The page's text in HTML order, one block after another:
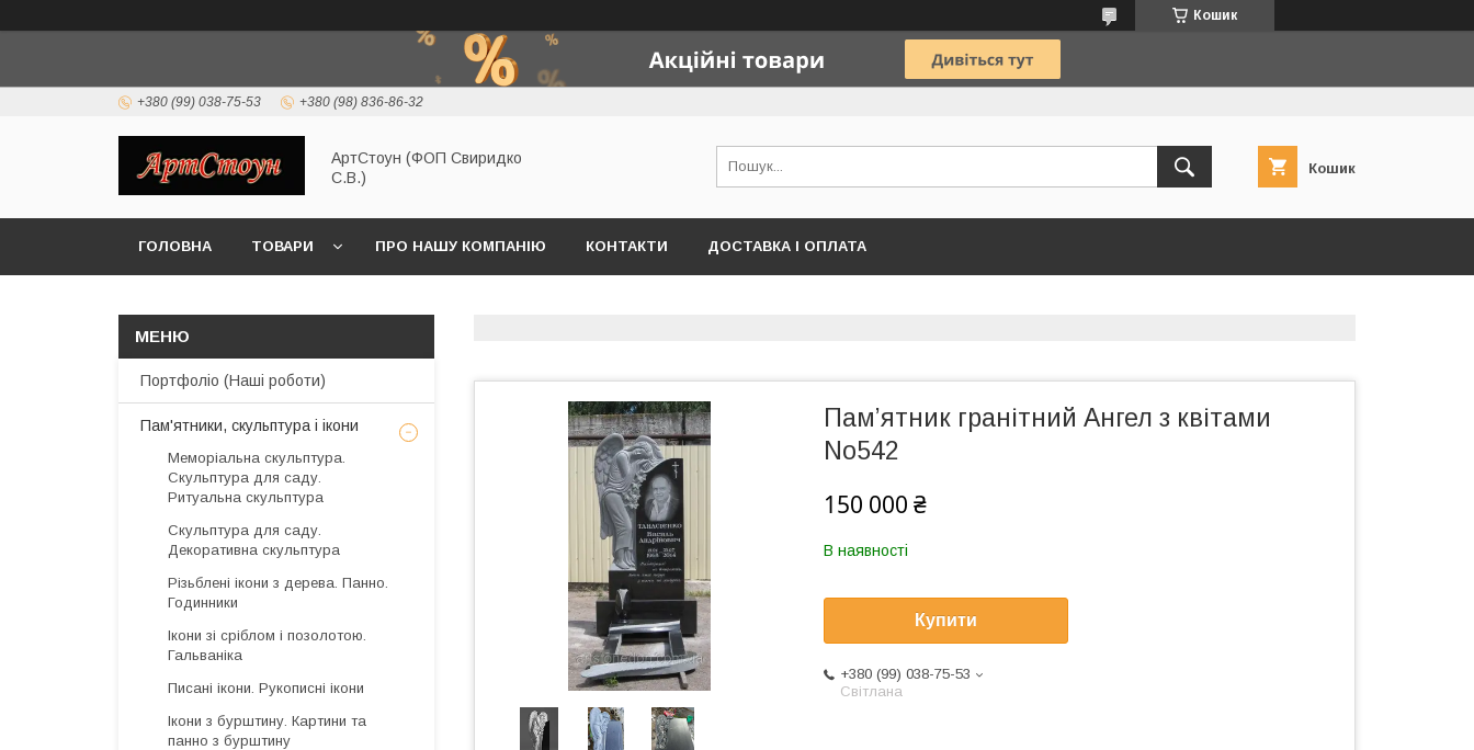
Кошик
+380 (99) 038-75-53 +380 (98) 836-86-32
АртСтоун (ФОП Свиридко
С.В.)
Кошик
ГОЛОВНА ТОВАРИ ПРО НАШУ КОМПАНІЮ КОНТАКТИ ДОСТАВКА І ОПЛАТА
Пам’ятник гранітний Ангел з квітами
No542
150 000 ₴
В наявності
Купити
+380 (99) 038-75-53
Світлана
Портфоліо (Наші роботи)
Пам'ятники, скульптура і ікони
Меморіальна скульптура.
Скульптура для саду.
Ритуальна скульптура
Скульптура для саду.
Декоративна скульптура
Різьблені ікони з дерева. Панно.
Годинники
Ікони зі сріблом і позолотою.
Гальваніка
Писані ікони. Рукописні ікони
Ікони з бурштину. Картини та
панно з бурштину